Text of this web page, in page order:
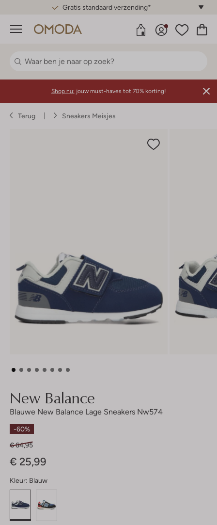
Gratis standaard verzending*
Menu
Shop nu: jouw must-haves tot 70% korting!
Terug Sneakers Meisjes
New Balance
Blauwe New Balance Lage Sneakers Nw574
-60%
€ 64,95
€ 25,99
Kleur: Blauw